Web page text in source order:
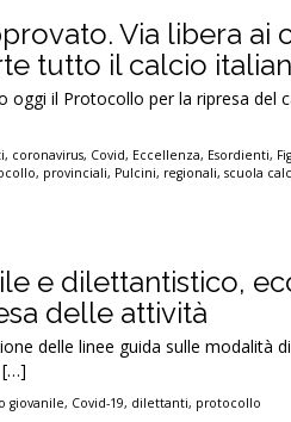
Via libera ai
tutto il calcio
oggi il Protocollo per la ripresa del
, coronavirus, Covid, Eccellenza, Esordienti,
, provinciali, Pulcini, regionali,scuola
e dilettantistico,
delle attività
delle linee guida sulle modalità
[…]
giovanile, Covid-19, dilettanti, protocollo